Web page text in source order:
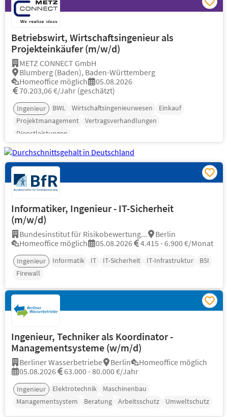
Betriebswirt, Wirtschaftsingenieur als
Projekteinkäufer (m/w/d)
METZ CONNECT GmbH
Blumberg (Baden), Baden-Württemberg
Homeoffice möglich
05.08.2026
70.203,06 €/Jahr (geschätzt)
Ingenieur BWL Wirtschaftsingenieurwesen
Einkauf
Projektmanagement
Vertragsverhandlungen
Dienstleistungen
Informatiker, Ingenieur - IT-Sicherheit
(m/w/d)
Bundesinstitut für Risikobewertung...
Berlin
Homeoffice möglich
05.08.2026 4.415 - 6.900 €/Monat
Ingenieur Informatik IT IT-Sicherheit IT-Infrastruktur
BSI
Firewall
Ingenieur, Techniker als Koordinator -
Managementsysteme (w/m/d)
Berliner Wasserbetriebe Berlin
Homeoffice möglich
05.08.2026
63.000 - 80.000 €/Jahr
Ingenieur Elektrotechnik
Maschinenbau
Managementsystem
Beratung Arbeitsschutz Umweltschutz